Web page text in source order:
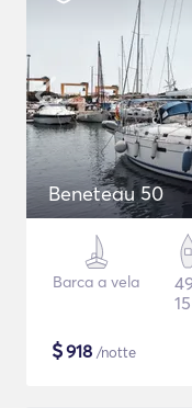
Beneteau 50
Barca a vela
$918 /notte